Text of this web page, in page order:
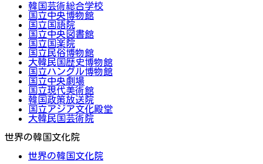
韓国芸術総合学校
国立中央博物館
国立国語院
国立中央図書館
国立国楽院
国立民俗博物館
大韓民国歴史博物館
国立ハングル博物館
国立中央劇場
国立現代美術館
韓国政策放送院
国立アジア文化殿堂
大韓民国芸術院
世界の韓国文化院
世界の韓国文化院